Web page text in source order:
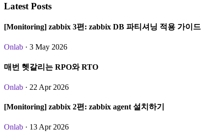
Latest Posts
[Monitoring] zabbix 3편: zabbix DB 파티셔닝 적용 가이드
Onlab · 3 May 2026
매번 헷갈리는 RPO와 RTO
Onlab · 22 Apr 2026
[Monitoring] zabbix 2편: zabbix agent 설치하기
Onlab · 13 Apr 2026